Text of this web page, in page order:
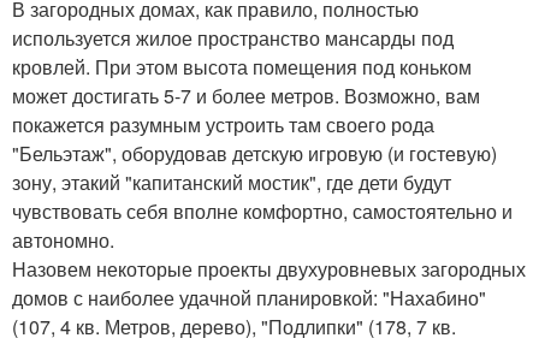
В загородных домах, как правило, полностью
используется жилое пространство мансарды под
кровлей. При этом высота помещения под коньком
может достигать 5-7 и более метров. Возможно, вам
покажется разумным устроить там своего рода
"Бельэтаж", оборудовав детскую игровую (и гостевую)
зону, этакий "капитанский мостик", где дети будут
чувствовать себя вполне комфортно, самостоятельно и
автономно.
Назовем некоторые проекты двухуровневых загородных
домов с наиболее удачной планировкой: "Нахабино"
(107, 4 кв. Метров, дерево), "Подлипки" (178, 7 кв.